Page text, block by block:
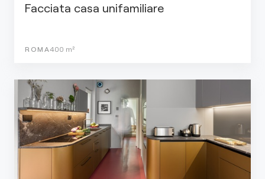
Facciata casa unifamiliare
ROMA400 m²